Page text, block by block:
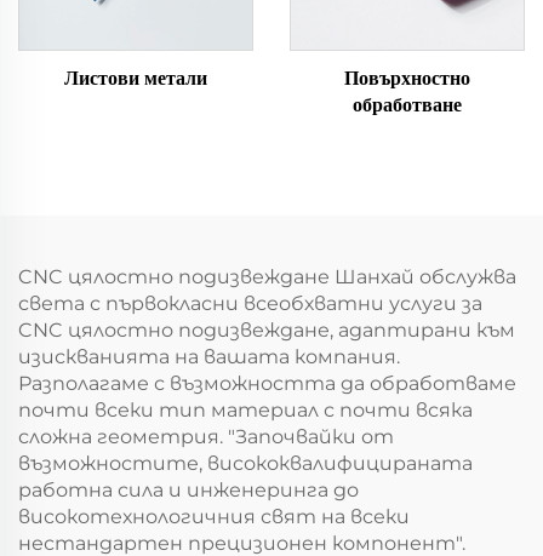
Листови метали
Повърхностно
обработване
CNC цялостно подизвеждане Шанхай обслужва
света с първокласни всеобхватни услуги за
CNC цялостно подизвеждане, адаптирани към
изискванията на вашата компания.
Разполагаме с възможността да обработваме
почти всеки тип материал с почти всяка
сложна геометрия. "Започвайки от
възможностите, висококвалифицираната
работна сила и инженеринга до
високотехнологичния свят на всеки
нестандартен прецизионен компонент".